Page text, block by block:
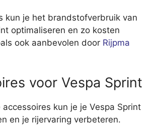
kun je het brandstofverbruik van
optimaliseren en zo kosten
ook aanbevolen door Rijpma
voor Vespa Sprint
kun je je Vespa Sprint
en je rijervaring verbeteren.